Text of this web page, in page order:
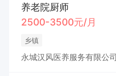
养老院厨师
2500-3500元/月
乡镇
永城汉风医养服务有限公司